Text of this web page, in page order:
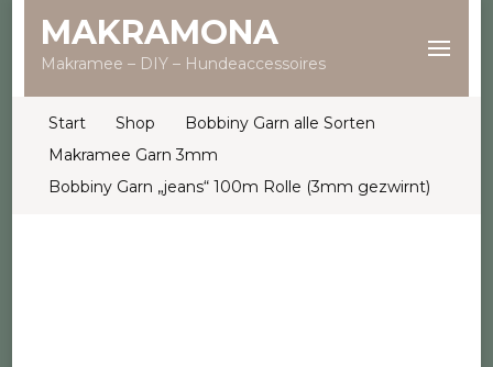
MAKRAMONA
Makramee – DIY – Hundeaccessoires
Start Shop
Bobbiny Garn alle Sorten
Makramee Garn 3mm
Bobbiny Garn „jeans“ 100m Rolle (3mm gezwirnt)